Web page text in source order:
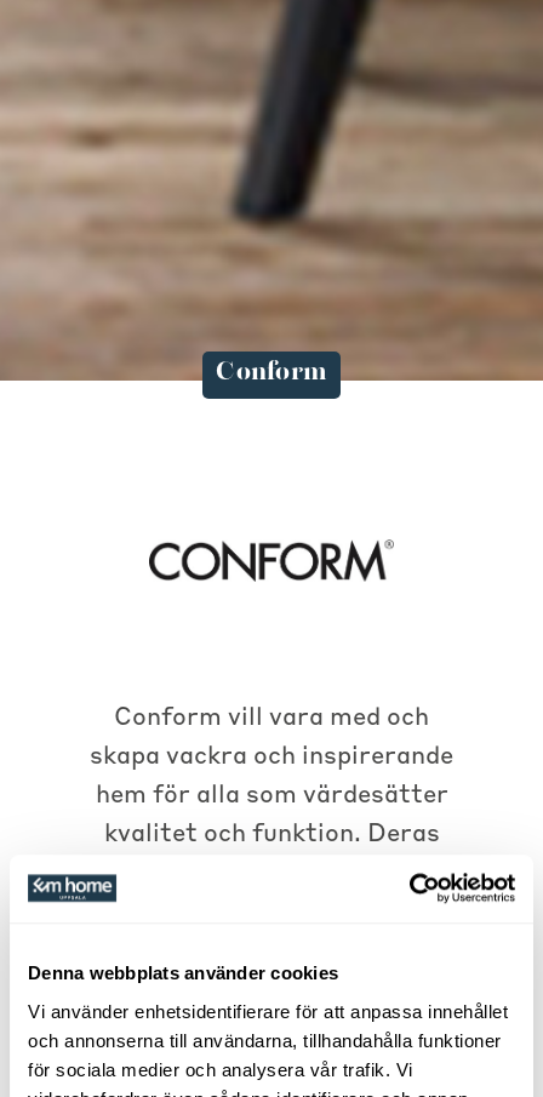
Denna webbplats använder cookies
Vi använder enhetsidentifierare för att anpassa innehållet
och annonserna till användarna, tillhandahålla funktioner
för sociala medier och analysera vår trafik. Vi
Conform
Conform vill vara med och
skapa vackra och inspirerande
hem för alla som värdesätter
kvalitet och funktion. Deras
dröm började i Holsbybrunn. En
liten, men inspirerande by i
historia. Med skandinavisk
design i fokus adderar de sin
känsla för vad kunden önskar